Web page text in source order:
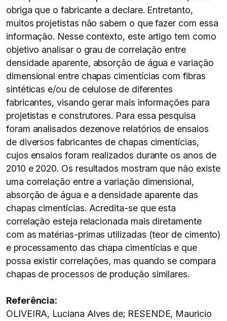
obriga que o fabricante a declare. Entretanto,
muitos projetistas não sabem o que fazer com essa
informação. Nesse contexto, este artigo tem como
objetivo analisar o grau de correlação entre
densidade aparente, absorção de água e variação
dimensional entre chapas cimentícias com fibras
sintéticas e/ou de celulose de diferentes
fabricantes, visando gerar mais informações para
projetistas e construtores. Para essa pesquisa
foram analisados dezenove relatórios de ensaios
de diversos fabricantes de chapas cimentícias,
cujos ensaios foram realizados durante os anos de
2010 e 2020. Os resultados mostram que não existe
uma correlação entre a variação dimensional,
absorção de água e a densidade aparente das
chapas cimentícias. Acredita-se que esta
correlação esteja relacionada mais diretamente
com as matérias-primas utilizadas (teor de cimento)
e processamento das chapa cimentícias e que
possa existir correlações, mas quando se compara
chapas de processos de produção similares.
Referência:
OLIVEIRA, Luciana Alves de; RESENDE, Mauricio